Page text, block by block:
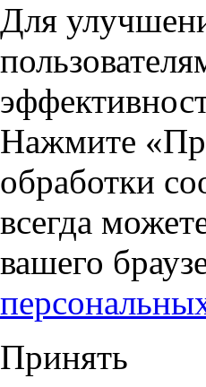
Для
Нажмите
обработки
всегда
вашего
Принять